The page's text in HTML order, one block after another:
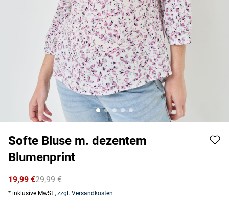
Softe Bluse m. dezentem
Blumenprint
29,99 €
19,99 €
* inklusive MwSt., zzgl. Versandkosten